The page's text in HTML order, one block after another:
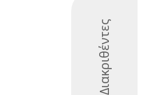
Διακριθέντες